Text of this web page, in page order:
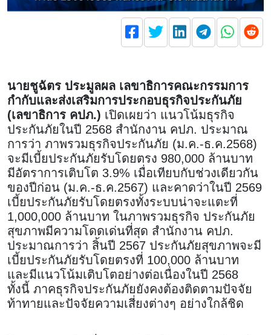
นายชูฉัตร ประมูลผล เลขาธิการคณะกรรมการ
กำกับและส่งเสริมการประกอบธุรกิจประกันภัย
(เลขาธิการ คปภ.) เปิดเผยว่า แนวโน้มธุรกิจ
ประกันภัยในปี 2568 สำนักงาน คปภ. ประมาณ
การว่า ภาพรวมธุรกิจประกันภัย (ม.ค.-ธ.ค.2568)
จะมีเบี้ยประกันภัยรับโดยตรง 980,000 ล้านบาท
มีอัตราการเติบโต 3.9% เมื่อเทียบกับช่วงเดียวกัน
ของปีก่อน (ม.ค.-ธ.ค.2567) และคาดว่าในปี 2569
เบี้ยประกันภัยรับโดยตรงทั้งระบบน่าจะแตะที่
1,000,000 ล้านบาท ในภาพรวมธุรกิจ ประกันภัย
สุขภาพมีความโดดเด่นที่สุด สำนักงาน คปภ.
ประมาณการว่า สิ้นปี 2567 ประกันภัยสุขภาพจะมี
เบี้ยประกันภัยรับโดยตรงที่ 100,000 ล้านบาท
และมีแนวโน้มเติบโตอย่างต่อเนื่องในปี 2568
ทั้งนี้ ภาคธุรกิจประกันภัยยังคงต้องติดตามปัจจัย
ท้าทายและปัจจัยความเสี่ยงต่างๆ อย่างใกล้ชิด